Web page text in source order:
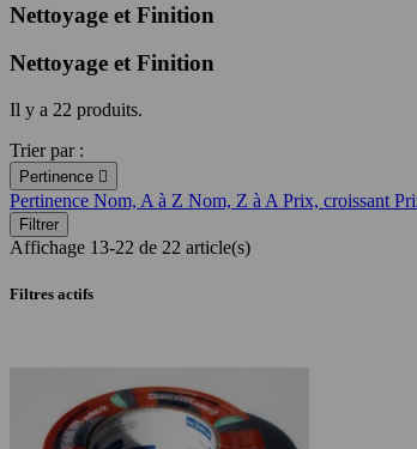
Nettoyage et Finition
Nettoyage et Finition
Il y a 22 produits.
Trier par :
Pertinence 
Pertinence Nom, A à Z Nom, Z à A Prix, croissant
Filtrer
Affichage 13-22 de 22 article(s)
Filtres actifs